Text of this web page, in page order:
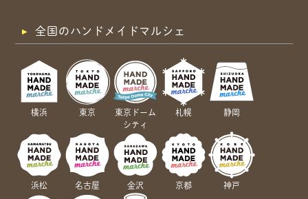
全国のハンドメイドマルシェ
横浜 東京
東京ドーム
シティ
札幌 静岡
浜松 名古屋 金沢 京都 神戸